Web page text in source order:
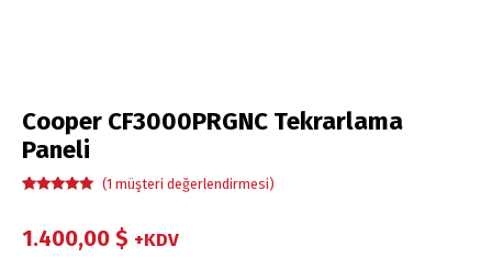
Cooper CF3000PRGNC Tekrarlama
Paneli
dayanarak 5
üzerinden
(1 müşteri değerlendirmesi)
1.400,00 $ +KDV